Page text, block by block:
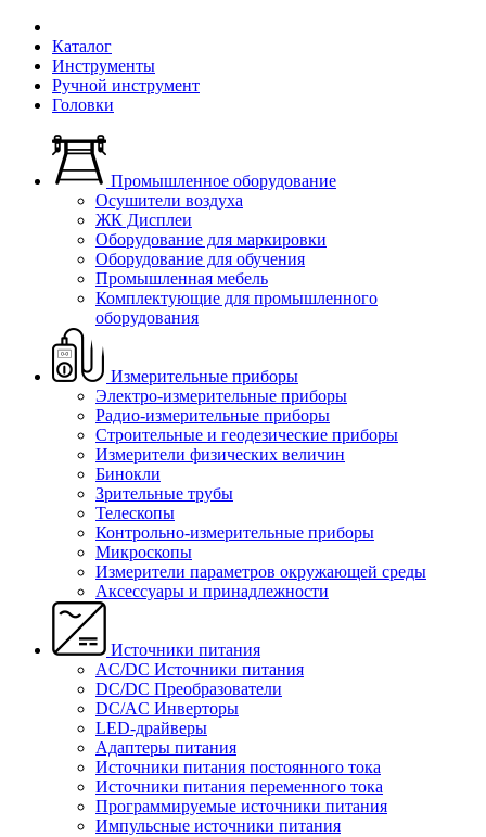
Каталог
Инструменты
Ручной инструмент
Головки
Промышленное оборудование
Осушители воздуха
ЖК Дисплеи
Оборудование для маркировки
Оборудование для обучения
Промышленная мебель
Комплектующие для промышленного
оборудования
Измерительные приборы
Электро-измерительные приборы
Радио-измерительные приборы
Строительные и геодезические приборы
Измерители физических величин
Бинокли
Зрительные трубы
Телескопы
Контрольно-измерительные приборы
Микроскопы
Измерители параметров окружающей среды
Аксессуары и принадлежности
Источники питания
AC/DC Источники питания
DC/DC Преобразователи
DC/AC Инверторы
LED-драйверы
Адаптеры питания
Источники питания постоянного тока
Источники питания переменного тока
Программируемые источники питания
Импульсные источники питания